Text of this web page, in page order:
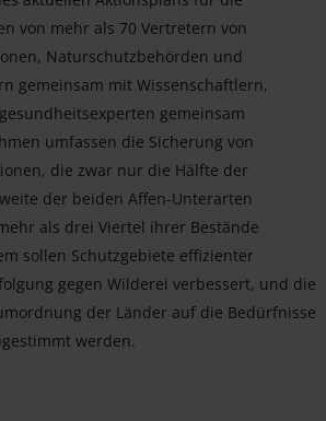
von mehr als 70 Vertretern von
Naturschutzbehörden und
gemeinsam mit Wissenschaftlern,
gemeinsam
umfassen die Sicherung von
die zwar nur die Hälfte der
der beiden Affen-Unterarten
als drei Viertel ihrer Bestände
sollen Schutzgebiete effizienter
gegen Wilderei verbessert, und die
der Länder auf die Bedürfnisse
werden.